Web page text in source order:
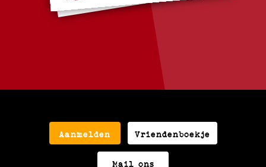
Aanmelden Vriendenboekje
Mail ons